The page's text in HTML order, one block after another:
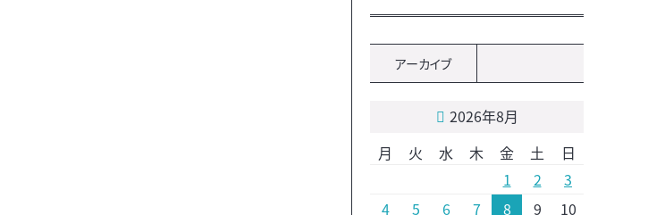
アーカイブ
2026年8月
月
火 水 木 金 土
日
1
2
3
4
5 6 7 8 9 10